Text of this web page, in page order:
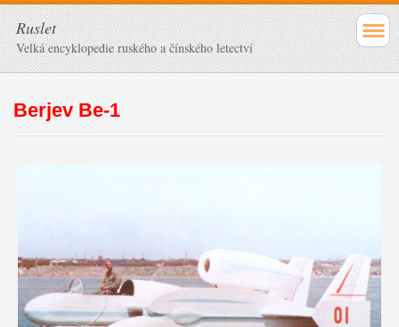
Ruslet
Velká encyklopedie ruského a čínského letectví
Berjev Be-1